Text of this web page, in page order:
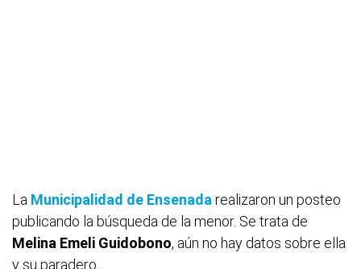
La Municipalidad de Ensenada realizaron un posteo
publicando la búsqueda de la menor. Se trata de
Melina Emeli Guidobono, aún no hay datos sobre ella
y su paradero.